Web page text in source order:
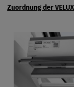
Zuordnung der